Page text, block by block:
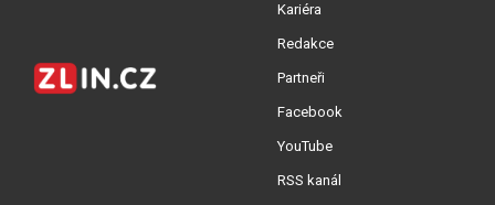
Kariéra
Redakce
Partneři
Facebook
YouTube
RSS kanál